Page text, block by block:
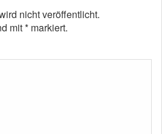
nicht veröffentlicht.
mit* markiert.